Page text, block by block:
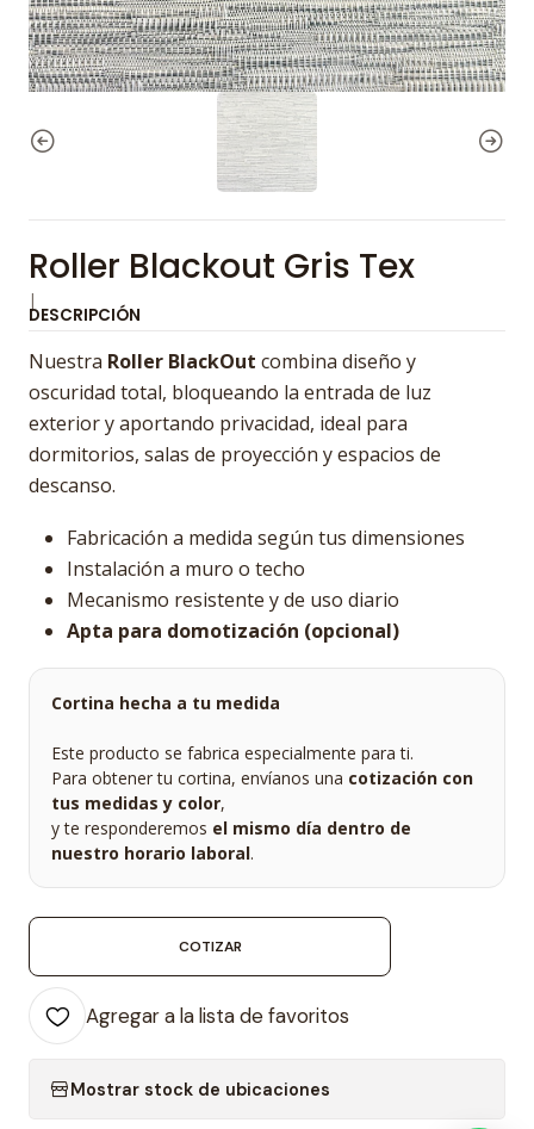
Roller Blackout Gris Tex
|
DESCRIPCIÓN
Nuestra Roller BlackOut combina diseño y
oscuridad total, bloqueando la entrada de luz
exterior y aportando privacidad, ideal para
dormitorios, salas de proyección y espacios de
descanso.
Fabricación a medida según tus dimensiones
Instalación a muro o techo
Mecanismo resistente y de uso diario
Apta para domotización (opcional)
Cortina hecha a tu medida
Este producto se fabrica especialmente para ti.
Para obtener tu cortina, envíanos una cotización con
tus medidas y color,
y te responderemos el mismo día dentro de
nuestro horario laboral.
COTIZAR
Agregar a la lista de favoritos
Mostrar stock de ubicaciones